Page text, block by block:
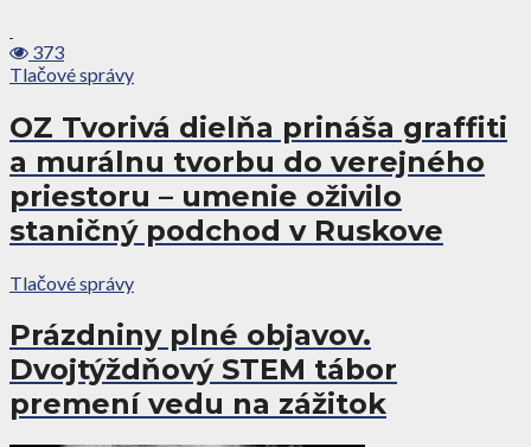
373
Tlačové správy
OZ Tvorivá dielňa prináša graffiti
a murálnu tvorbu do verejného
priestoru – umenie oživilo
staničný podchod v Ruskove
Tlačové správy
Prázdniny plné objavov.
Dvojtýždňový STEM tábor
premení vedu na zážitok